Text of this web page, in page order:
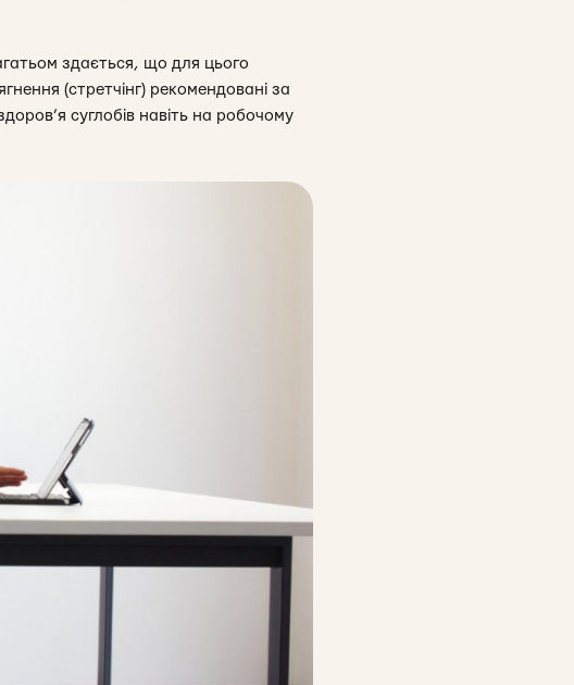
здається, що для цього
(стретчінг) рекомендовані за
суглобів навіть на робочому